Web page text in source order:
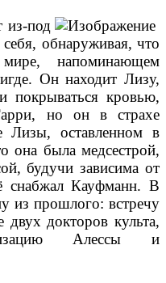
из-под
обнаруживая, что
напоминающем
Он находит Лизу,
покрываться кровью,
но он в страхе
Лизы, оставленном в
она была медсестрой,
будучи зависима от
снабжал Кауфманн. В
из прошлого: встречу
докторов культа,
Алессы и